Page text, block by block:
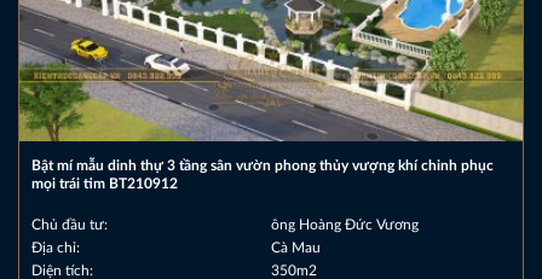
Bật mí mẫu dinh thự 3 tầng sân vườn phong thủy vượng khí chinh phục
mọi trái tim BT210912
Chủ đầu tư:
ông Hoàng Đức Vương
Địa chỉ:
Cà Mau
Diện tích:
350m2